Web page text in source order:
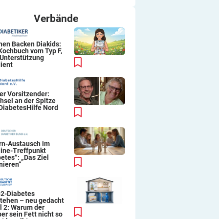
Viel ErfolgVerbände
Backen Diakids:
vom Typ F,
Vorsitzender:
an der Spitze
Nord
Austausch im
Treffpunkt
„Das Ziel
Diabetes
– neu gedacht
2: Warum der
sein Fett nicht so